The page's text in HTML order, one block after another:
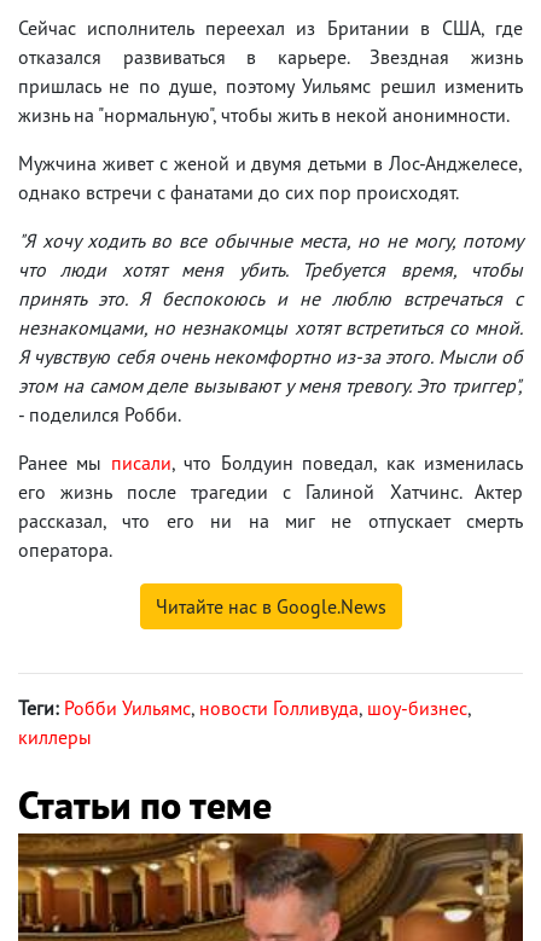
Сейчас исполнитель переехал из Британии в США, где
отказался развиваться в карьере. Звездная жизнь
пришлась не по душе, поэтому Уильямс решил изменить
жизнь на "нормальную", чтобы жить в некой анонимности.
Мужчина живет с женой и двумя детьми в Лос-Анджелесе,
однако встречи с фанатами до сих пор происходят.
"Я хочу ходить во все обычные места, но не могу, потому
что люди хотят меня убить. Требуется время, чтобы
принять это. Я беспокоюсь и не люблю встречаться с
незнакомцами, но незнакомцы хотят встретиться со мной.
Я чувствую себя очень некомфортно из-за этого. Мысли об
этом на самом деле вызывают у меня тревогу. Это триггер",
- поделился Робби.
Ранее мы писали, что Болдуин поведал, как изменилась
его жизнь после трагедии с Галиной Хатчинс. Актер
рассказал, что его ни на миг не отпускает смерть
оператора.
Читайте нас в Google.News
Теги: Робби Уильямс, новости Голливуда, шоу-бизнес,
киллеры
Статьи по теме